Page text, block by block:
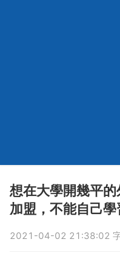
想在大學開幾平
加盟，不能自己學
2021-04-02 21:38:02